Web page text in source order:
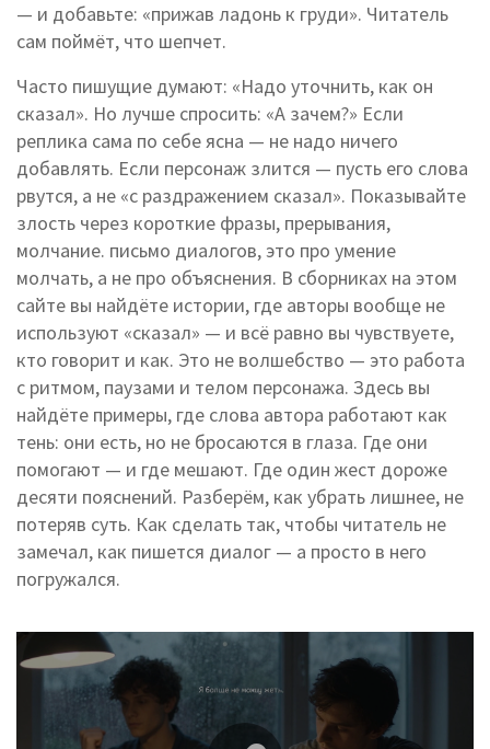
— и добавьте: «прижав ладонь к груди». Читатель
сам поймёт, что шепчет.
Часто пишущие думают: «Надо уточнить, как он
сказал». Но лучше спросить: «А зачем?» Если
реплика сама по себе ясна — не надо ничего
добавлять. Если персонаж злится — пусть его слова
рвутся, а не «с раздражением сказал». Показывайте
злость через короткие фразы, прерывания,
молчание. письмо диалогов,это про умение
молчать, а не про объяснения. В сборниках на этом
сайте вы найдёте истории, где авторы вообще не
используют «сказал» — и всё равно вы чувствуете,
кто говорит и как. Это не волшебство — это работа
с ритмом, паузами и телом персонажа. Здесь вы
найдёте примеры, где слова автора работают как
тень: они есть, но не бросаются в глаза. Где они
помогают — и где мешают. Где один жест дороже
десяти пояснений. Разберём, как убрать лишнее, не
потеряв суть. Как сделать так, чтобы читатель не
замечал, как пишется диалог — а просто в него
погружался.